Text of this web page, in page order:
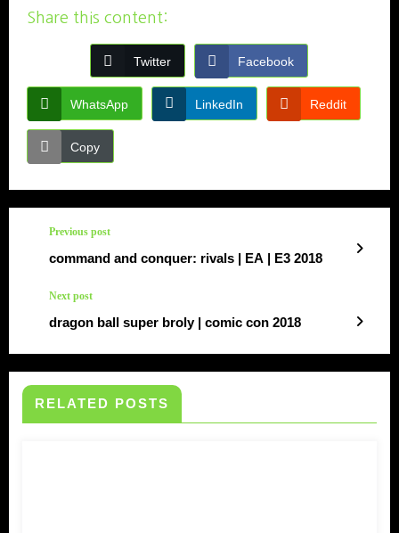
Share this content:
Twitter Facebook
WhatsApp LinkedIn Reddit
Copy
Previous post
command and conquer: rivals | EA | E3 2018
Next post
dragon ball super broly | comic con 2018
RELATED POSTS